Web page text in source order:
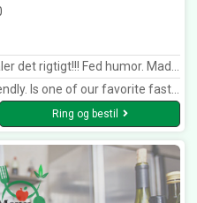
god dyb smag, fint kød, og nok...kan varmt anbefales. *****
our favorite fast-food places in Roskilde
Ring og bestil